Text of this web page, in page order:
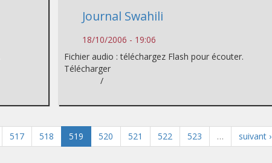
Journal Swahili
18/10/2006 - 19:06
Fichier audio : téléchargez Flash pour écouter.
Télécharger
/
517 518 519 520 521 522 523 …
suivant ›